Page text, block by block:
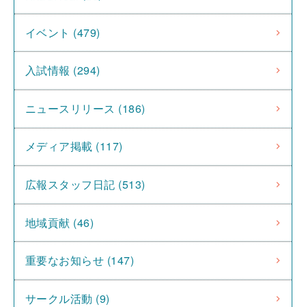
イベント (479)
入試情報 (294)
ニュースリリース (186)
メディア掲載 (117)
広報スタッフ日記 (513)
地域貢献 (46)
重要なお知らせ (147)
サークル活動 (9)